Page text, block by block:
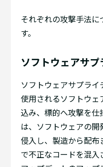
それぞれの攻撃手法に
す。
ソフトウェアサ
ソフトウェアサプラ
使用されるソフトウ
込み、標的へ攻撃を
は、ソフトウェアの
侵入し、製造から配布
で不正なコードを混入